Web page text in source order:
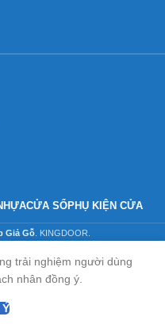
CỬA SỔPHỤ KIỆN CỬA
Giả Gỗ . KINGDOOR.
trải nghiệm người dùng
nhân đồng ý.